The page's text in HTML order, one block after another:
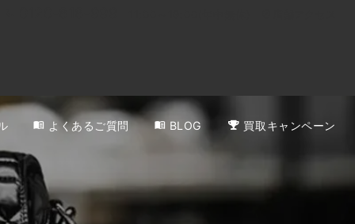
よくあるご質問 BLOG 買取キャンペーン